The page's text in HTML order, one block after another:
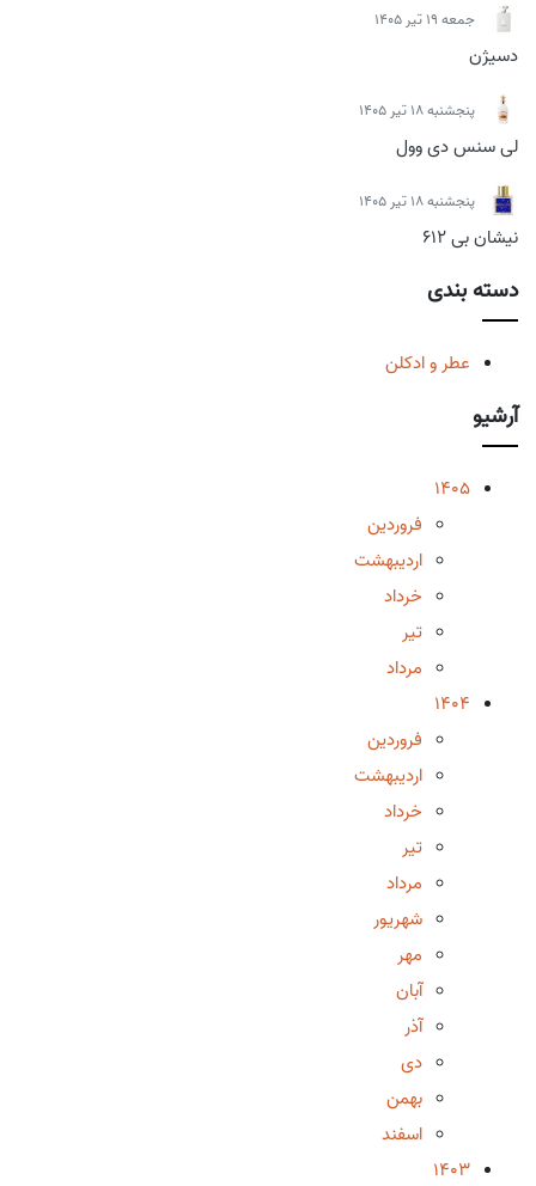
جمعه 19 تیر 1405
دسیژن
پنجشنبه 18 تیر 1405
لی سنس دی وول
پنجشنبه 18 تیر 1405
نیشان بی 612
دسته بندی
عطر و ادکلن
آرشیو
1405
فروردین
اردیبهشت
خرداد
تیر
مرداد
1404
فروردین
اردیبهشت
خرداد
تیر
مرداد
شهریور
مهر
آبان
آذر
دی
بهمن
اسفند
1403